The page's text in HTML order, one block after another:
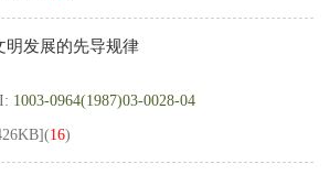
明发展的先导规律
1003-0964(1987)03-0028-04
](16)